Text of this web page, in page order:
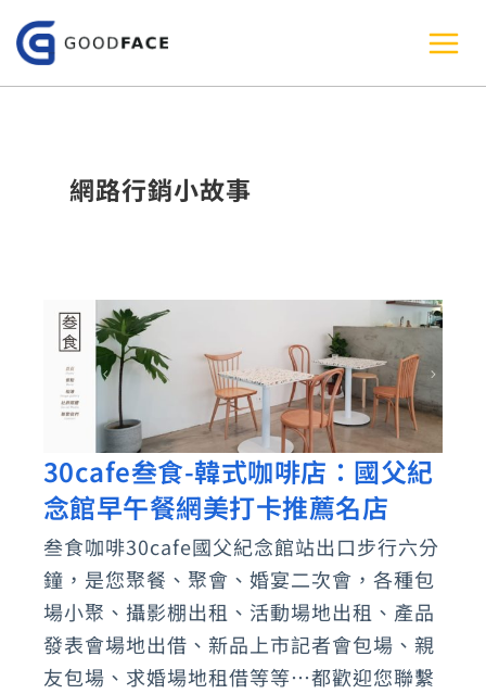
至
主
網路行銷小故事
30cafe叁食-韓式咖啡店：國父紀
念館早午餐網美打卡推薦名店
叁食咖啡30cafe國父紀念館站出口步行六分
鐘，是您聚餐、聚會、婚宴二次會，各種包
場小聚、攝影棚出租、活動場地出租、產品
發表會場地出借、新品上市記者會包場、親
友包場、求婚場地租借等等…都歡迎您聯繫
30cafe
叁
食-
韓
式
咖
啡